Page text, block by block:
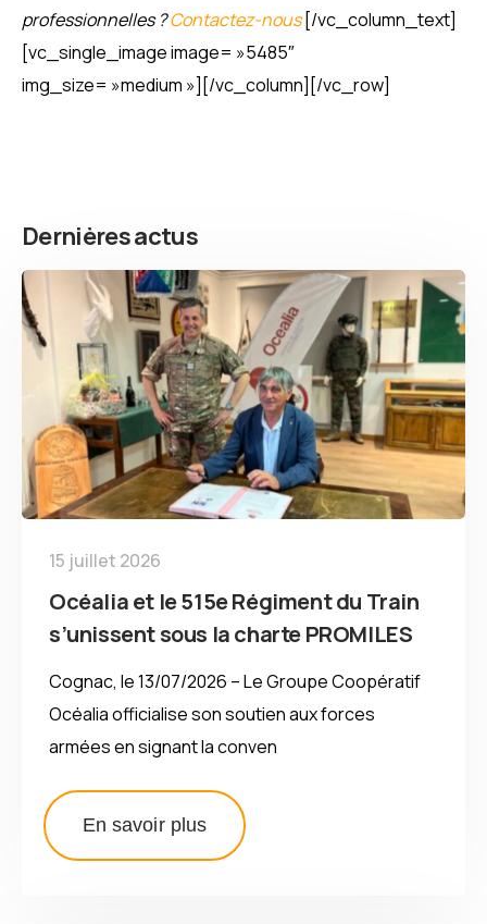
professionnelles ?Contactez-nous[/vc_column_text]
[vc_single_image image= »5485″
img_size= »medium »][/vc_column][/vc_row]
Dernières actus
15 juillet 2026
Océalia et le 515e Régiment du Train
s’unissent sous la charte PROMILES
Cognac, le 13/07/2026 – Le Groupe Coopératif
Océalia officialise son soutien aux forces
armées en signant la conven
En savoir plus